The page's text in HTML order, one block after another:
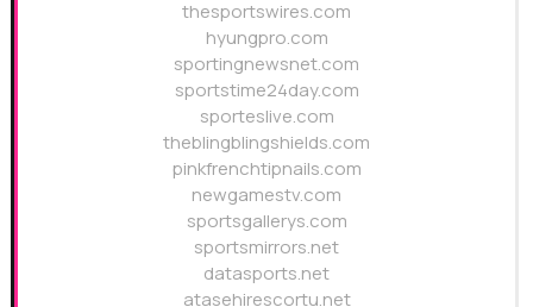
thesportswires.com
hyungpro.com
sportingnewsnet.com
sportstime24day.com
sporteslive.com
theblingblingshields.com
pinkfrenchtipnails.com
newgamestv.com
sportsgallerys.com
sportsmirrors.net
datasports.net
atasehirescortu.net